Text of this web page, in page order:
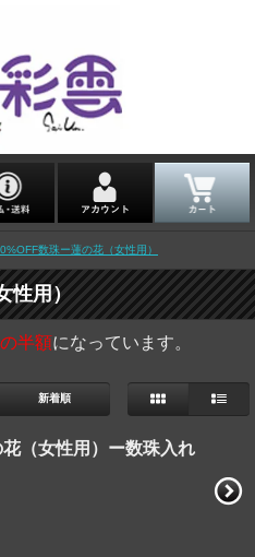
数珠ー蓮の花（女性用）
性用）
半額になっています。
新着順
（女性用）ー数珠入れ